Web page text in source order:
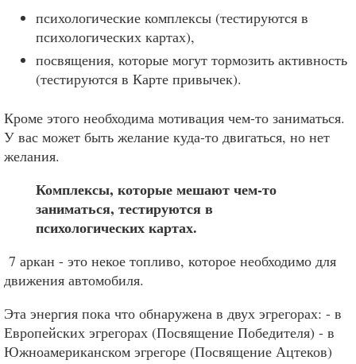
психологические комплексы (тестируются в
психологических картах),
посвящения, которые могут тормозить активность
(тестируются в Карте привычек).
Кроме этого необходима мотивация чем-то заниматься.
У вас может быть желание куда-то двигаться, но нет
желания.
Комплексы, которые мешают чем-то
заниматься, тестируются в
психологических картах.
7 аркан - это некое топливо, которое необходимо для
движения автомобиля.
Эта энергия пока что обнаружена в двух эгрегорах: - в
Европейских эгрегорах (Посвящение Победителя) - в
Южноамериканском эгрегоре (Посвящение Ацтеков)